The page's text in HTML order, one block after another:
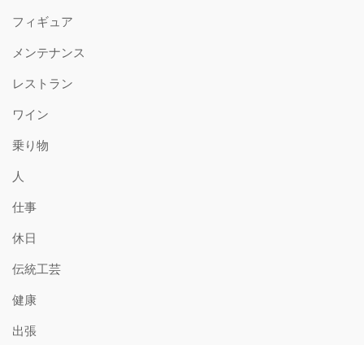
フィギュア
メンテナンス
レストラン
ワイン
乗り物
人
仕事
休日
伝統工芸
健康
出張